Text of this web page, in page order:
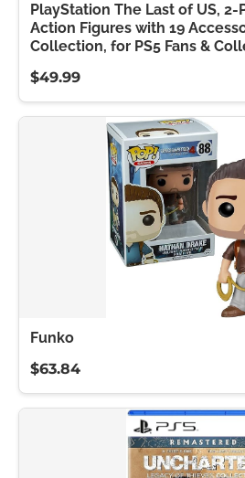
PlayStation The Last of US, 2-
Action Figures with 19
Collection, for PS5 Fans &
$49.99
Funko
$63.84